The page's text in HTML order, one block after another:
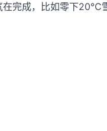
完成，比如零下20℃